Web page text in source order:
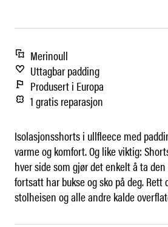
Merinoull
Uttagbar padding
Produsert i Europa
1 gratis reparasjon
Isolasjonsshorts i ullfleece med
varme og komfort. Og like viktig:
hver side som gjør det enkelt å ta
fortsatt har bukse og sko på deg. Rett
stolheisen og alle andre kalde